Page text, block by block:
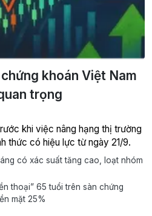
khoán Việt Nam
trọng
khi việc nâng hạng thị trường
thức có hiệu lực từ ngày 21/9.
có xác suất tăng cao, loạt nhóm
thoại” 65 tuổi trên sàn chứng
mặt 25%